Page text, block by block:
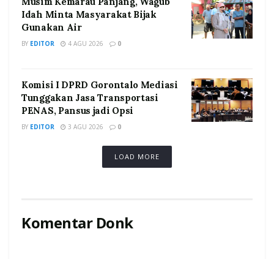
Idah Minta Masyarakat Bijak
Gunakan Air
BY EDITOR 4 AGU 2026 0
Komisi I DPRD Gorontalo Mediasi
Tunggakan Jasa Transportasi
PENAS, Pansus jadi Opsi
BY EDITOR 3 AGU 2026 0
LOAD MORE
Komentar Donk